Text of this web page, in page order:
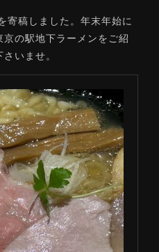
寄稿しました。年末年始に
の駅地下ラーメンをご紹
いませ。